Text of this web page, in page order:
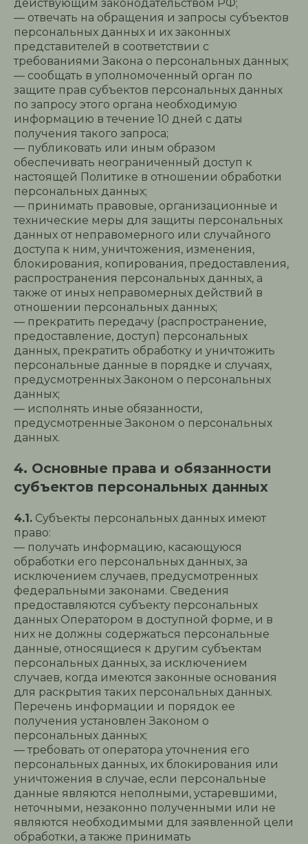
действующим законодательством РФ;
— отвечать на обращения и запросы субъектов
персональных данных и их законных
представителей в соответствии с
требованиями Закона о персональных данных;
— сообщать в уполномоченный орган по
защите прав субъектов персональных данных
по запросу этого органа необходимую
информацию в течение 10 дней с даты
получения такого запроса;
— публиковать или иным образом
обеспечивать неограниченный доступ к
настоящей Политике в отношении обработки
персональных данных;
— принимать правовые, организационные и
технические меры для защиты персональных
данных от неправомерного или случайного
доступа к ним, уничтожения, изменения,
блокирования, копирования, предоставления,
распространения персональных данных, а
также от иных неправомерных действий в
отношении персональных данных;
— прекратить передачу (распространение,
предоставление, доступ) персональных
данных, прекратить обработку и уничтожить
персональные данные в порядке и случаях,
предусмотренных Законом о персональных
данных;
— исполнять иные обязанности,
предусмотренные Законом о персональных
данных.
4. Основные права и обязанности
субъектов персональных данных
4.1. Субъекты персональных данных имеют
право:
— получать информацию, касающуюся
обработки его персональных данных, за
исключением случаев, предусмотренных
федеральными законами. Сведения
предоставляются субъекту персональных
данных Оператором в доступной форме, и в
них не должны содержаться персональные
данные, относящиеся к другим субъектам
персональных данных, за исключением
случаев, когда имеются законные основания
для раскрытия таких персональных данных.
Перечень информации и порядок ее
получения установлен Законом о
персональных данных;
— требовать от оператора уточнения его
персональных данных, их блокирования или
уничтожения в случае, если персональные
данные являются неполными, устаревшими,
неточными, незаконно полученными или не
являются необходимыми для заявленной цели
обработки, а также принимать